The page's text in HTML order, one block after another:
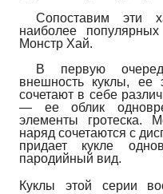
Сопоставим эти
наиболее
Монстр Хай.
В первую
внешность куклы, ее
сочетают в себе
— ее облик
элементы гротеска.
наряд сочетаются с
придает кукле
пародийный вид.
Куклы этой серии